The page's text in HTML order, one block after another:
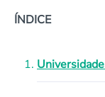
ÍNDICE